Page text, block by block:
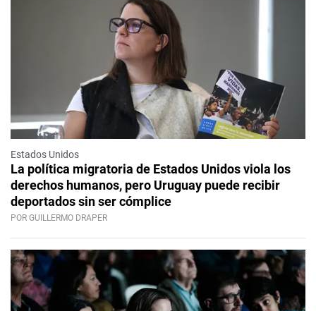
Estados Unidos
La política migratoria de Estados Unidos viola los
derechos humanos, pero Uruguay puede recibir
deportados sin ser cómplice
POR GUILLERMO DRAPER